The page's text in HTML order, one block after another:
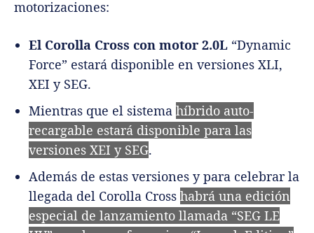
motorizaciones:
El Corolla Cross con motor 2.0L “Dynamic
Force” estará disponible en versiones XLI,
XEI y SEG.
Mientras que el sistema híbrido auto-
recargable estará disponible para las
versiones XEI y SEG.
Además de estas versiones y para celebrar la
llegada del Corolla Cross habrá una edición
especial de lanzamiento llamada “SEG LE